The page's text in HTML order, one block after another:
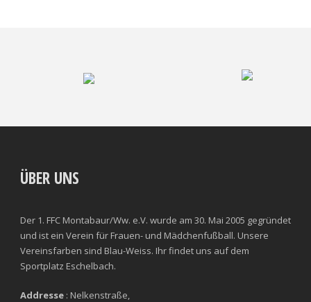
ÜBER UNS
Der 1. FFC Montabaur/Ww. e.V. wurde am 30. Mai 2005 gegründet
und ist ein Verein für Frauen- und Mädchenfußball. Unsere
Vereinsfarben sind Blau-Weiss. Ihr findet uns auf dem
Sportplatz Eschelbach.
Addresse : Nelkenstraße,